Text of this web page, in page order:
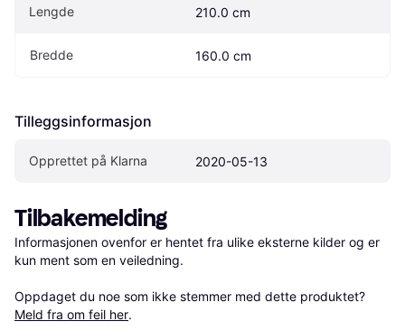
Lengde 210.0 cm
Bredde 160.0 cm
Tilleggsinformasjon
Opprettet på Klarna 2020-05-13
Tilbakemelding
Informasjonen ovenfor er hentet fra ulike eksterne kilder og er
kun ment som en veiledning.
Oppdaget du noe som ikke stemmer med dette produktet?
Meld fra om feil her.